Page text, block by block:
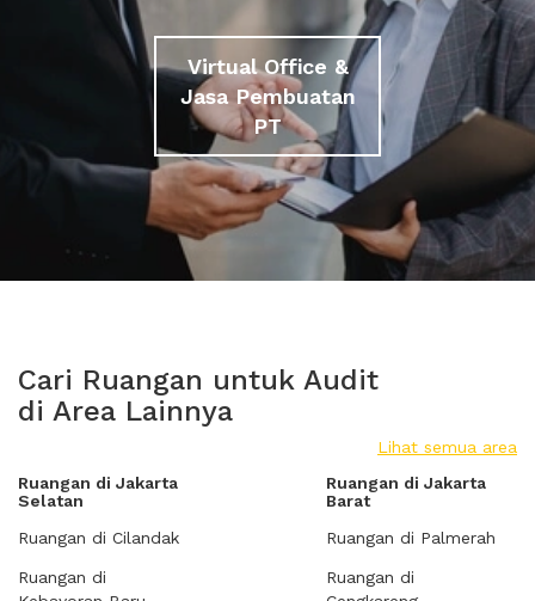
Virtual Office &
Jasa Pembuatan
PT
Cari Ruangan untuk Audit
di Area Lainnya
Lihat semua area
Ruangan di Jakarta
Selatan
Ruangan di Cilandak
Ruangan di
Ruangan di Jakarta
Barat
Ruangan di Palmerah
Ruangan di